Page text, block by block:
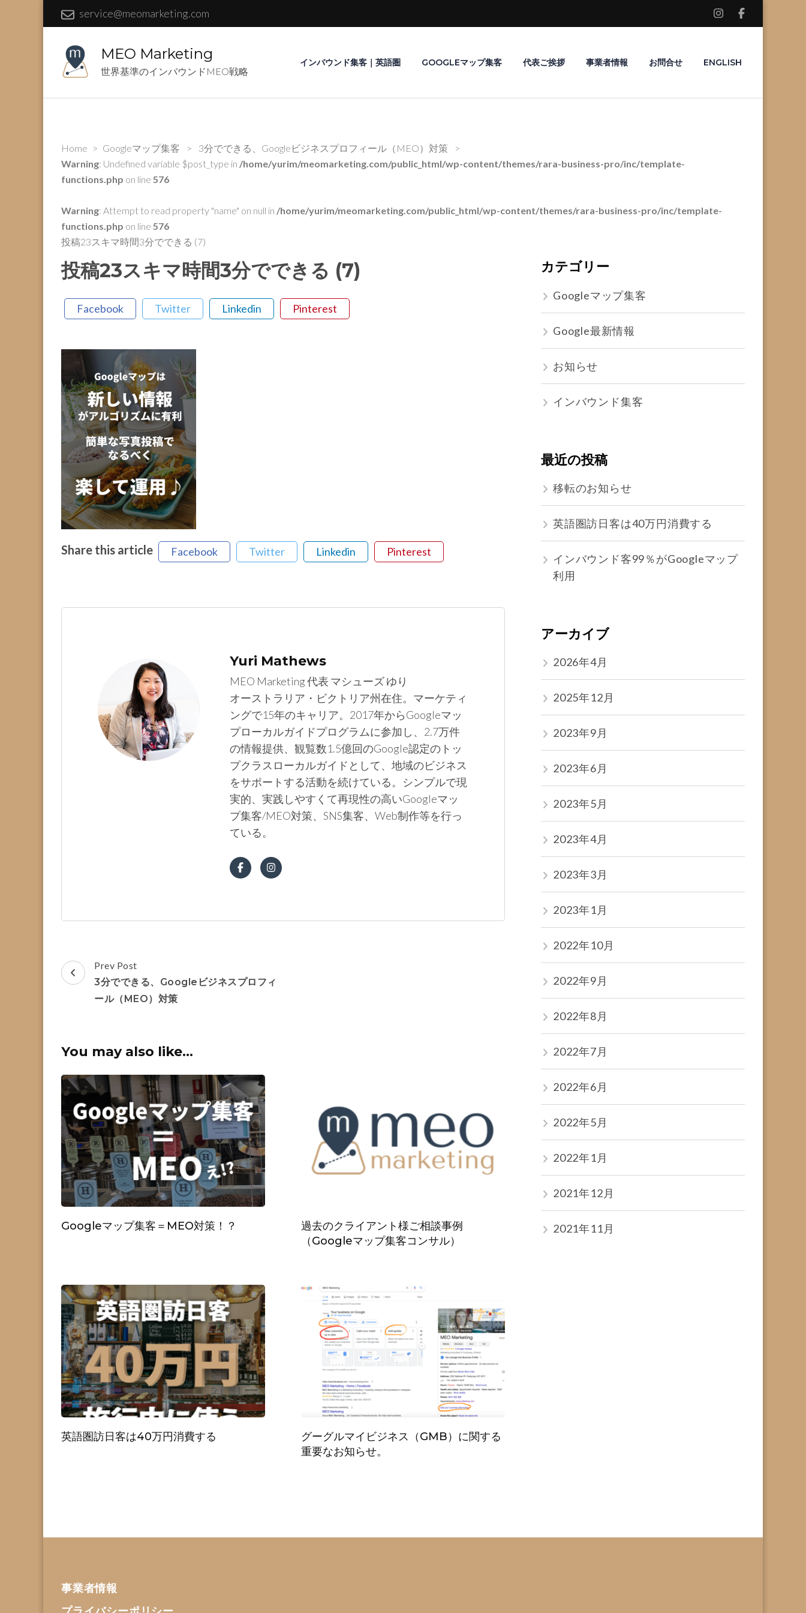
service@meomarketing.com
MEO Marketing
世界基準のインバウンドMEO戦略
インバウンド集客｜英語圏 GOOGLEマップ集客 代表ご挨拶 事業者情報 お問合せ ENGLISH
Home > Googleマップ集客 > 3分でできる、Googleビジネスプロフィール（MEO）対策
>
Warning: Undefined variable $post_type in /home/yurim/meomarketing.com/public_html/wp-content/themes/rara-business-pro/inc/template-
functions.php on line 576
Warning: Attempt to read property "name" on null in /home/yurim/meomarketing.com/public_html/wp-content/themes/rara-business-pro/inc/template-
functions.php on line 576
投稿23スキマ時間3分でできる (7)
投稿23スキマ時間3分でできる (7)
Facebook Twitter Linkedin Pinterest
Share this article Facebook Twitter Linkedin Pinterest
Yuri Mathews
MEO Marketing 代表 マシューズ ゆり
オーストラリア・ビクトリア州在住。マーケティ
ングで15年のキャリア。2017年からGoogleマッ
プローカルガイドプログラムに参加し、2.7万件
の情報提供、観覧数1.5億回のGoogle認定のトッ
プクラスローカルガイドとして、地域のビジネス
をサポートする活動を続けている。シンプルで現
実的、実践しやすくて再現性の高いGoogleマッ
プ集客/MEO対策、SNS集客、Web制作等を行っ
ている。
Post
Navigation
Prev Post
3分でできる、Googleビジネスプロフィ
ール（MEO）対策
You may also like...
Googleマップ集客＝MEO対策！？
過去のクライアント様ご相談事例
（Googleマップ集客コンサル）
英語圏訪日客は40万円消費する
グーグルマイビジネス（GMB）に関する
重要なお知らせ。
カテゴリー
Googleマップ集客
Google最新情報
お知らせ
インバウンド集客
最近の投稿
移転のお知らせ
英語圏訪日客は40万円消費する
インバウンド客99％がGoogleマップ
利用
アーカイブ
2026年4月
2025年12月
2023年9月
2023年6月
2023年5月
2023年4月
2023年3月
2023年1月
2022年10月
2022年9月
2022年8月
2022年7月
2022年6月
2022年5月
2022年1月
2021年12月
2021年11月
事業者情報